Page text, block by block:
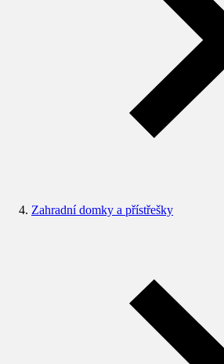
Zahradní domky a přístřešky